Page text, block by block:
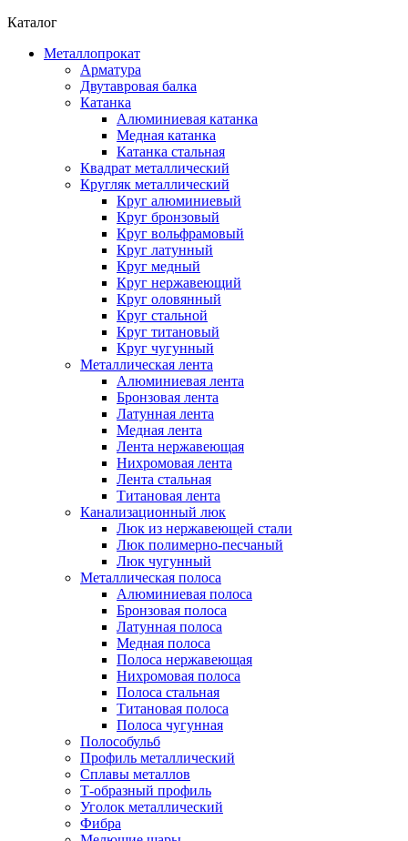
Каталог
Металлопрокат
Арматура
Двутавровая балка
Катанка
Алюминиевая катанка
Медная катанка
Катанка стальная
Квадрат металлический
Кругляк металлический
Круг алюминиевый
Круг бронзовый
Круг вольфрамовый
Круг латунный
Круг медный
Круг нержавеющий
Круг оловянный
Круг стальной
Круг титановый
Круг чугунный
Металлическая лента
Алюминиевая лента
Бронзовая лента
Латунная лента
Медная лента
Лента нержавеющая
Нихромовая лента
Лента стальная
Титановая лента
Канализационный люк
Люк из нержавеющей стали
Люк полимерно-песчаный
Люк чугунный
Металлическая полоса
Алюминиевая полоса
Бронзовая полоса
Латунная полоса
Медная полоса
Полоса нержавеющая
Нихромовая полоса
Полоса стальная
Титановая полоса
Полоса чугунная
Полособульб
Профиль металлический
Сплавы металлов
Т-образный профиль
Уголок металлический
Фибра